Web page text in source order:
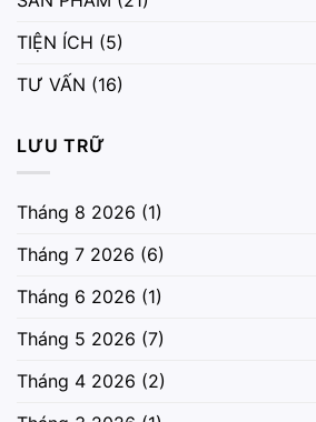
TIỆN ÍCH (5)
TƯ VẤN (16)
LƯU TRỮ
Tháng 8 2026 (1)
Tháng 7 2026 (6)
Tháng 6 2026 (1)
Tháng 5 2026 (7)
Tháng 4 2026 (2)